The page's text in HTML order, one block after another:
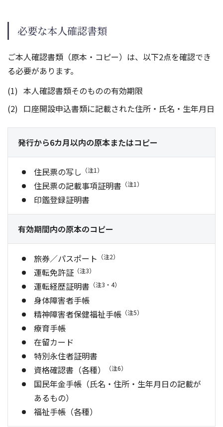
必要な本人確認書類
ご本人確認書類（原本・コピー）は、以下2点を確認でき
る必要があります。
本人確認書類そのものの有効期限
口座開設申込書類に記載された住所・氏名・生年月日
発行から6カ月以内の原本またはコピー
住民票の写し （注1）
住民票の記載事項証明書 （注1）
印鑑登録証明書
有効期間内の原本のコピー
旅券／パスポート （注2）
運転免許証 （注3）
運転経歴証明書 （注3・4）
身体障害者手帳
精神障害者保健福祉手帳 （注5）
療育手帳
在留カード
特別永住者証明書
資格確認書（各種）
（注6）
国民年金手帳（氏名・住所・生年月日の記載が
あるもの）
福祉手帳（各種）